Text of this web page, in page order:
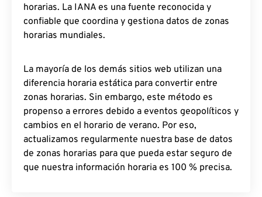
horarias. La IANA es una fuente reconocida y
confiable que coordina y gestiona datos de zonas
horarias mundiales.
La mayoría de los demás sitios web utilizan una
diferencia horaria estática para convertir entre
zonas horarias. Sin embargo, este método es
propenso a errores debido a eventos geopolíticos y
cambios en el horario de verano. Por eso,
actualizamos regularmente nuestra base de datos
de zonas horarias para que pueda estar seguro de
que nuestra información horaria es 100 % precisa.